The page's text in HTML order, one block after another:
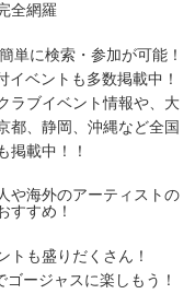
全網羅
単に検索・参加が可能！
ベントも多数掲載中！
ラブイベント情報や、大
都、静岡、沖縄など全国
掲載中！！
や海外のアーティストの
すすめ！
トも盛りだくさん！
ージャスに楽しもう！